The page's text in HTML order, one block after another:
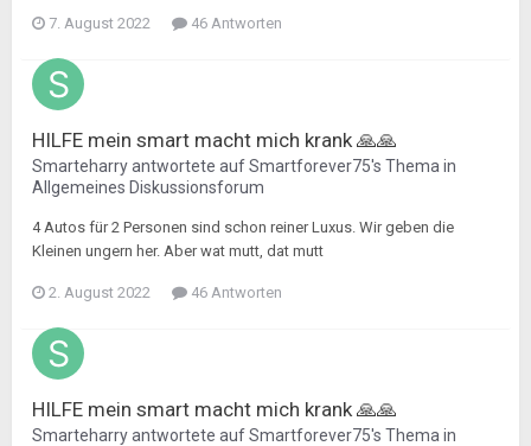
7. August 2022 46 Antworten
HILFE mein smart macht mich krank 🙏🙏
Smarteharryantwortete aufSmartforever75's Thema in
Allgemeines Diskussionsforum
4 Autos für 2 Personen sind schon reiner Luxus. Wir geben die
Kleinen ungern her. Aber wat mutt, dat mutt
2. August 2022 46 Antworten
HILFE mein smart macht mich krank 🙏🙏
Smarteharryantwortete aufSmartforever75's Thema in